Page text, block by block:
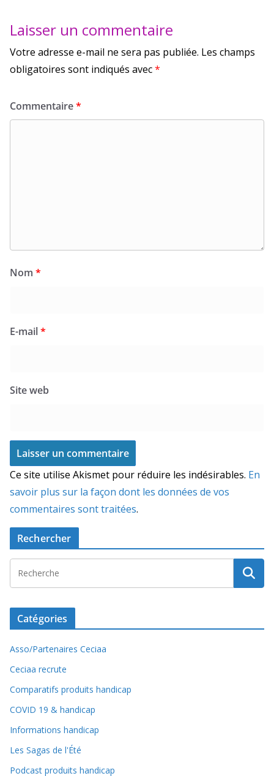
Laisser un commentaire
Votre adresse e-mail ne sera pas publiée. Les champs
obligatoires sont indiqués avec*
Commentaire*
Nom *
E-mail*
Site web
Ce site utilise Akismet pour réduire les indésirables. En
savoir plus sur la façon dont les données de vos
commentaires sont traitées.
Rechercher
Catégories
Asso/Partenaires Ceciaa
Ceciaa recrute
Comparatifs produits handicap
COVID 19 & handicap
Informations handicap
Les Sagas de l'Été
Podcast produits handicap